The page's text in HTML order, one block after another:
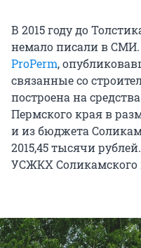
В 2015 году до
немало писали в
ProPerm,
связанные со
построена на
Пермского края в
и из бюджета
2015,45 тысячи
УСЖКХ Соликамского